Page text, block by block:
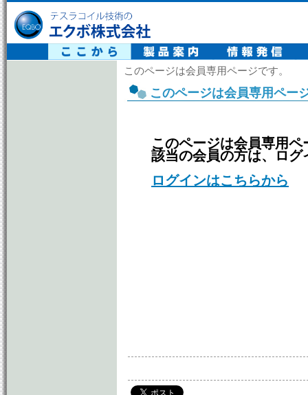
このページは会員専用ページです。
このページは会員専用ペー
このページは会員専用ペ
該当の会員の方は、ロ
ログインはこちらから